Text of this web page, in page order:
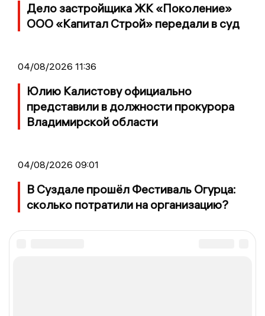
Дело застройщика ЖК «Поколение»
ООО «Капитал Строй» передали в суд
04/08/2026 11:36
Юлию Калистову официально
представили в должности прокурора
Владимирской области
04/08/2026 09:01
В Суздале прошёл Фестиваль Огурца:
сколько потратили на организацию?